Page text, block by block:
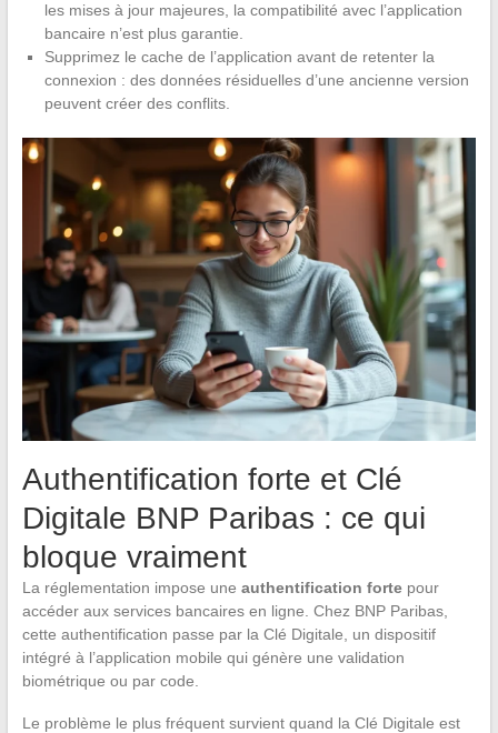
les mises à jour majeures, la compatibilité avec l’application
bancaire n’est plus garantie.
Supprimez le cache de l’application avant de retenter la
connexion : des données résiduelles d’une ancienne version
peuvent créer des conflits.
Authentification forte et Clé
Digitale BNP Paribas : ce qui
bloque vraiment
La réglementation impose une authentification fortepour
accéder aux services bancaires en ligne. Chez BNP Paribas,
cette authentification passe par la Clé Digitale, un dispositif
intégré à l’application mobile qui génère une validation
biométrique ou par code.
Le problème le plus fréquent survient quand la Clé Digitale est